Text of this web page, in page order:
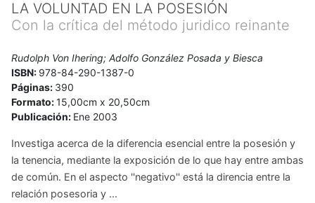
LA VOLUNTAD EN LA POSESIÓN
Con la crítica del método juridico reinante
Rudolph Von Ihering; Adolfo González Posada y Biesca
ISBN: 978-84-290-1387-0
Páginas: 390
Formato:15,00cm x 20,50cm
Publicación: Ene 2003
Investiga acerca de la diferencia esencial entre la posesión y
la tenencia, mediante la exposición de lo que hay entre ambas
de común. En el aspecto ''negativo'' está la direncia entre la
relación posesoria y ...